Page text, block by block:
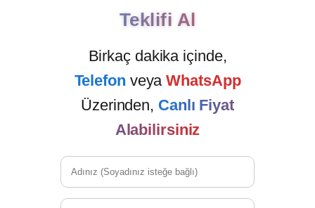
Teklifi Al
Birkaç dakika içinde,
Telefon veyaWhatsApp
Üzerinden, Canlı Fiyat
Alabilirsiniz